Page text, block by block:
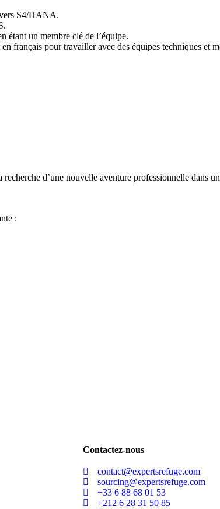
S4/HANA.
étant un membre clé de l’équipe.
français pour travailler avec des équipes techniques et
d’une nouvelle aventure professionnelle dans
:
Contactez-nous
contact@expertsrefuge.com
sourcing@expertsrefuge.com
+33 6 88 68 01 53
+212 6 28 31 50 85